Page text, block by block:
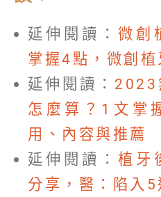
延伸閱讀： 微創
掌握4點，微創植
延伸閱讀： 2023
怎麼算？1文掌
用、內容與推薦
延伸閱讀：植牙
分享，醫：陷入